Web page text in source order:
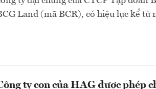
Land (mã BCR), có hiệu lực kể từ
ty con của HAG được phép